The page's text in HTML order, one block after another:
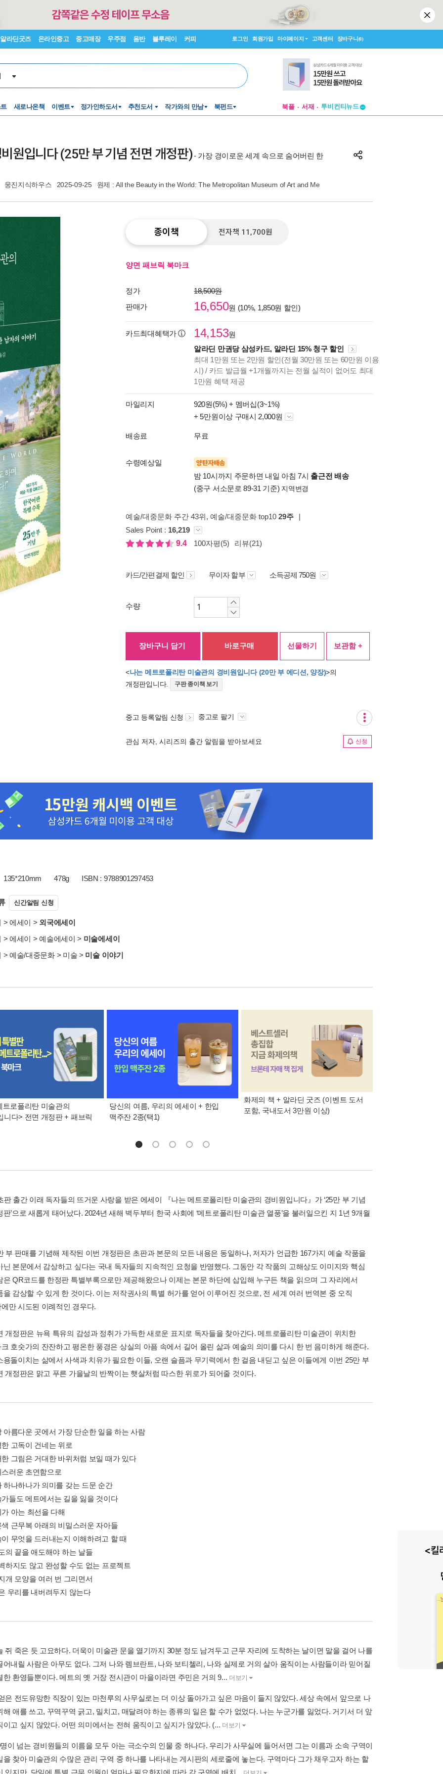
알라딘굿즈 온라인중고 중고매장 우주점 음반 블루레이 커피 로그인 회원가입 마이페이지 고객센터 장바구니(0)
새로나온책 이벤트 정가인하도서 추천도서 작가와의 만남 북펀드 북플 서재
창작플랫폼
원입니다 (25만 부 기념 전면 개정판)- 가장 경이로운 세계 속으로 숨어버린 한
웅진지식하우스 2025-09-25 원제 : All the Beauty in the World: The Metropolitan Museum of Art and Me
종이책 전자책 11,700원
양면 패브릭 북마크
정가
18,500원
판매가
16,650원 (10%, 1,850원 할인)
카드최대혜택가 14,153원
알라딘 만권당 삼성카드, 알라딘 15% 청구 할인
최대 1만원 또는 2만원 할인(전월 30만원 또는 60만원 이용
시) / 카드 발급월 +1개월까지는 전월 실적이 없어도 최대
1만원 혜택 제공
마일리지 920원(5%) + 멤버십(3~1%)
+ 5만원이상 구매시 2,000원
배송료 무료
수령예상일 양탄자배송
밤 10시까지 주문하면 내일 아침 7시 출근전 배송
(중구 서소문로 89-31 기준) 지역변경
예술/대중문화 주간 43위, 예술/대중문화 top10 29주
|
Sales Point : 16,219
9.4
100자평(5) 리뷰(21)
카드/간편결제 할인 무이자 할부 소득공제 750원
수량
장바구니 담기 바로구매 선물하기 보관함 +
<나는 메트로폴리탄 미술관의 경비원입니다 (20만 부 에디션, 양장)>의
개정판입니다.
구판 종이책 보기
중고 등록알림 신청 중고로 팔기
관심 저자, 시리즈의 출간 알림을 받아보세요 신청
135*210mm 478g ISBN : 9788901297453
신간알림 신청
> 에세이 > 외국에세이
> 에세이 > 예술에세이 > 미술에세이
> 예술/대중문화> 미술 > 미술 이야기
트로폴리탄 미술관의
니다> 전면 개정판 + 패브릭
당신의 여름, 우리의 에세이 + 한입
맥주잔 2종(택1)
화제의 책 + 알라딘 굿즈 (이벤트 도서
포함, 국내도서 3만원 이상)
판 출간 이래 독자들의 뜨거운 사랑을 받은 에세이 『나는 메트로폴리탄 미술관의 경비원입니다』가 ‘25만 부 기념
판’으로 새롭게 태어났다. 2024년 새해 벽두부터 한국 사회에 ‘메트로폴리탄 미술관 열풍’을 불러일으킨 지 1년 9개월
부 판매를 기념해 제작된 이번 개정판은 초판과 본문의 모든 내용은 동일하나, 저자가 언급한 167가지 예술 작품을
닌 본문에서 감상하고 싶다는 국내 독자들의 지속적인 요청을 반영했다. 그동안 각 작품의 고해상도 이미지와 핵심
은 QR코드를 한정판 특별부록으로만 제공해왔으나 이제는 본문 하단에 삽입해 누구든 책을 읽으며 그 자리에서
을 감상할 수 있게 한 것이다. 이는 저작권사의 특별 허가를 얻어 이루어진 것으로, 전 세계 여러 번역본 중 오직
만 시도된 이례적인 경우다.
개정판은 뉴욕 특유의 감성과 정취가 가득한 새로운 표지로 독자들을 찾아간다. 메트로폴리탄 미술관이 위치한
호숫가의 잔잔하고 평온한 풍경은 상실의 아픔 속에서 길어 올린 삶과 예술의 의미를 다시 한 번 음미하게 해준다.
용돌이치는 삶에서 사색과 치유가 필요한 이들, 오랜 슬픔과 무기력에서 한 걸음 내딛고 싶은 이들에게 이번 25만 부
개정판은 맑고 푸른 가을날의 반짝이는 햇살처럼 따스한 위로가 되어줄 것이다.
아름다운 곳에서 가장 단순한 일을 하는 사람
고독이 건네는 위로
그림은 거대한 바위처럼 보일 때가 있다
러운 초연함으로
하나하나가 의미를 갖는 드문 순간
들도 메트에서는 길을 잃을 것이다
아는 최선을 다해
근무복 아래의 비밀스러운 자아들
무엇을 드러내는지 이해하려고 할 때
의 끝을 애도해야 하는 날들
하지도 않고 완성할 수도 없는 프로젝트
개 모양을 여러 번 그리면서
우리를 내버려두지 않는다
쥐 죽은 듯 고요하다. 더욱이 미술관 문을 열기까지 30분 정도 남겨두고 근무 자리에 도착하는 날이면 말을 걸어 나를
어내릴 사람은 아무도 없다. 그저 나와 렘브란트, 나와 보티첼리, 나와 실제로 거의 살아 움직이는 사람들이라 믿어질
한 환영들뿐이다. 메트의 옛 거장 전시관이 마을이라면 주민은 거의 9... 더보기
은 전도유망한 직장이 있는 마천루의 사무실로는 더 이상 돌아가고 싶은 마음이 들지 않았다. 세상 속에서 앞으로 나
해 애를 쓰고, 꾸역꾸역 긁고, 밀치고, 매달려야 하는 종류의 일은 할 수가 없었다. 나는 누군가를 잃었다. 거기서 더 앞
이고 싶지 않았다. 어떤 의미에서는 전혀 움직이고 싶지가 않았다. (... 더보기
이 넘는 경비원들의 이름을 모두 아는 극소수의 인물 중 하나다. 우리가 사무실에 들어서면 그는 이름과 소속 구역이
을 찾아 미술관의 수많은 관리 구역 중 하나를 나타내는 게시판의 세로줄에 놓는다. 구역마다 그가 채우고자 하는 할
있지만, 당일에 특별 근무 인원이 얼마나 필요한지에 따라 각 구역에 배치...